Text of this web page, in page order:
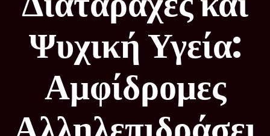
Ψυχική Υγεία:
Αμφίδρομες